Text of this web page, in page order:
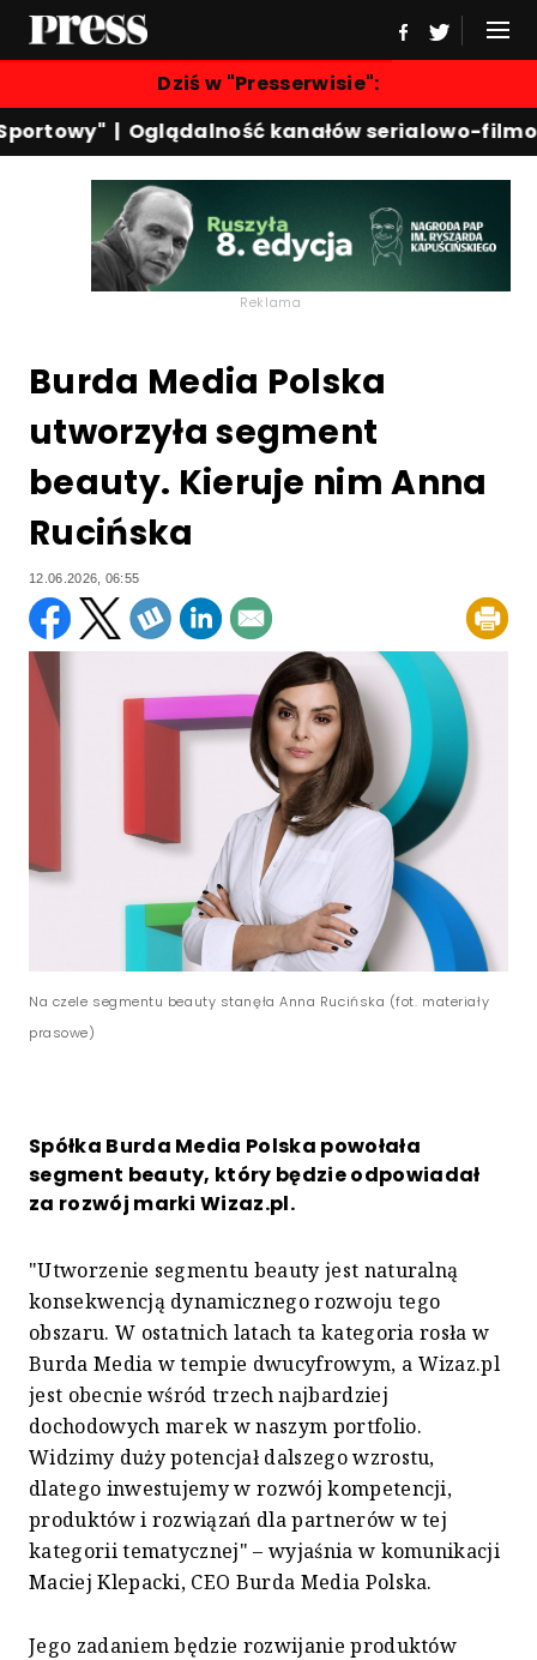
Dziś w "Presserwisie":
|Oglądalność kanałów serialowo-
Reklama
Burda Media Polska
utworzyła segment
beauty. Kieruje nim Anna
Rucińska
12.06.2026, 06:55
Na czele segmentu beauty stanęła Anna Rucińska (fot. materiały
prasowe)
Spółka Burda Media Polska powołała
segment beauty, który będzie odpowiadał
za rozwój marki Wizaz.pl.
"Utworzenie segmentu beauty jest naturalną
konsekwencją dynamicznego rozwoju tego
obszaru. W ostatnich latach ta kategoria rosła w
Burda Media w tempie dwucyfrowym, a Wizaz.pl
jest obecnie wśród trzech najbardziej
dochodowych marek w naszym portfolio.
Widzimy duży potencjał dalszego wzrostu,
dlatego inwestujemy w rozwój kompetencji,
produktów i rozwiązań dla partnerów w tej
kategorii tematycznej" – wyjaśnia w komunikacji
Maciej Klepacki, CEO Burda Media Polska.
Jego zadaniem będzie rozwijanie produktów